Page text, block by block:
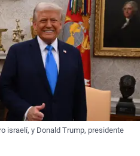
israelí, y Donald Trump, presidente